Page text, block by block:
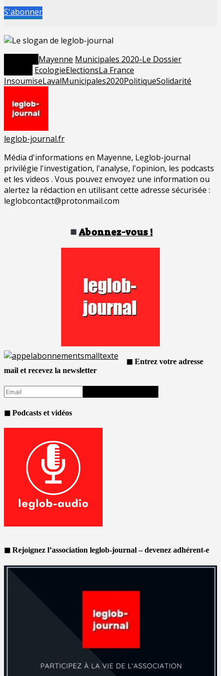
S'abonner
Mayenne Municipales 2020-Le Dossier
EcologieElectionsLa France
InsoumiseLavalMunicipales2020PolitiqueSolidarité
leglob-journal.fr
Média d'informations en Mayenne, Leglob-journal
privilégie l'investigation, l'analyse, l'opinion, les podcasts
et les videos . Vous pouvez envoyez une information ou
alertez la rédaction en utilisant cette adresse sécurisée :
leglobcontact@protonmail.com
Abonnez-vous !
◼ Entrez votre adresse
mail et recevez la newsletter
◼ Podcasts et vidéos
◼ Rejoignez l’association leglob-journal – devenez adhérent-e